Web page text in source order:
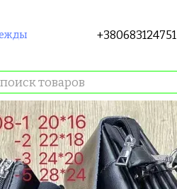
+380683124751